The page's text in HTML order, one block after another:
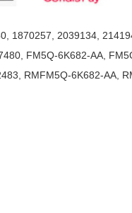
, 1870257 2039134,
, FM5Q-6K682-AA,
RMFM5Q-6K682-AA,